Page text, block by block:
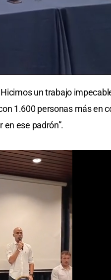
un trabajo
1.600 personas más en
ese padrón”.